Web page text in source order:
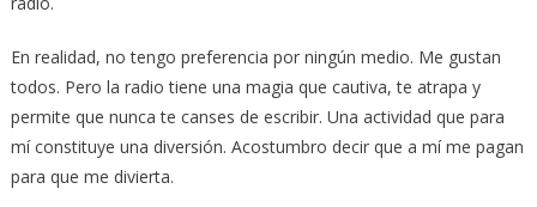
En realidad, no tengo preferencia por ningún medio. Me gustan
todos. Pero la radio tiene una magia que cautiva, te atrapa y
permite que nunca te canses de escribir. Una actividad que para
mí constituye una diversión. Acostumbro decir que a mí me pagan
para que me divierta.